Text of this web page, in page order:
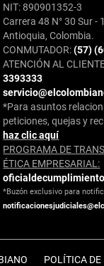
NIT: 890901352-3
Carrera 48 N° 30 Sur -
Antioquia, Colombia.
CONMUTADOR:(57)
ATENCIÓN AL
3393333
*Para asuntos
peticiones, quejas y
haz clic aquí
PROGRAMA DE
ÉTICA EMPRESARIAL:
*Buzón exclusivo para
POLÍTICA